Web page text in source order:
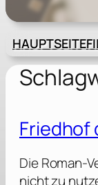
HAUPTSEITE
Friedhof
Die Roman-
nicht zu